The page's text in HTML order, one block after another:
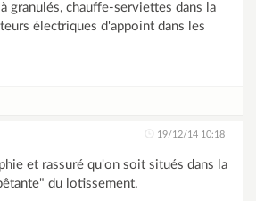
granulés, chauffe-serviettes dans la
électriques d'appoint dans les
19/12/14 10:18
et rassuré qu'on soit situés dans la
du lotissement.